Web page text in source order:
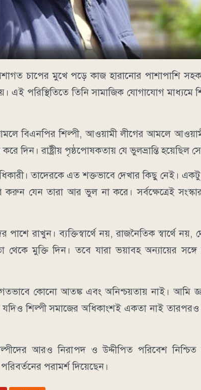
চাপের মুখে পড়ে কাজ হারানোর পাশাপাশি
পরিস্থিতিতে তিনি সামাজিক যোগাযোগ মাধ্যমে
বিএনপির শিল্পী, আওয়ামী লীগের আমলে
দিন। রাষ্ট্রীয় পৃষ্ঠপোষকতায় যে ভুলভ্রান্তি হয়েছিল
তাদেরকে এত শক্তভাবে দেখার কিছু নেই।
যেন তারা আর ভুল না করে। সর্বক্ষেত্রেই
রাখুন। ব্যক্তিস্বার্থে নয়, রাজনৈতিক স্বার্থে নয়,
মুক্তি দিন। তবে যারা ভয়াবহ অন্যায়ের সঙ্গে
কোনো আতঙ্ক এবং অনিশ্চয়তায় নাই। আমি
শিল্পী সমাজের অধিকাংশই একতা নাই
আরও নিরাপদ ও উদ্দীপিত পরিবেশ
পরামর্শ দিয়েছেন।